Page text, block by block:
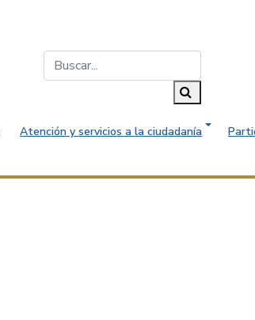
Atención y servicios a la ciudadanía